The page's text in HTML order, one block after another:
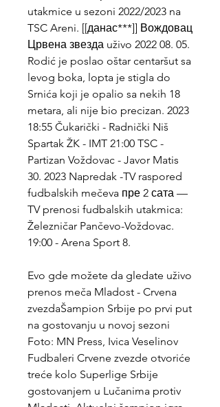
utakmice u sezoni 2022/2023 na
TSC Areni. [[данас***]] Вождовац
Црвена звезда uživo 2022 08. 05.
Rodić je poslao oštar centaršut sa
levog boka, lopta je stigla do
Srnića koji je opalio sa nekih 18
metara, ali nije bio precizan. 2023
18:55 Čukarički - Radnički Niš
Spartak ŽK - IMT 21:00 TSC -
Partizan Voždovac - Javor Matis
30. 2023 Napredak -TV raspored
fudbalskih mečeva пре 2 сата —
TV prenosi fudbalskih utakmica:
Železničar Pančevo-Voždovac.
19:00 - Arena Sport 8.
Evo gde možete da gledate uživo
prenos meča Mladost - Crvena
zvezdaŠampion Srbije po prvi put
na gostovanju u novoj sezoni
Foto: MN Press, Ivica Veselinov
Fudbaleri Crvene zvezde otvoriće
treće kolo Superlige Srbije
gostovanjem u Lučanima protiv